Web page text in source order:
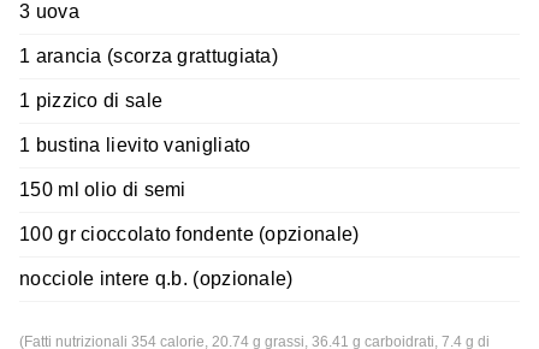
3 uova
1 arancia (scorza grattugiata)
1 pizzico di sale
1 bustina lievito vanigliato
150 ml olio di semi
100 gr cioccolato fondente (opzionale)
nocciole intere q.b. (opzionale)
(Fatti nutrizionali 354 calorie, 20.74 g grassi, 36.41 g carboidrati, 7.4 g di